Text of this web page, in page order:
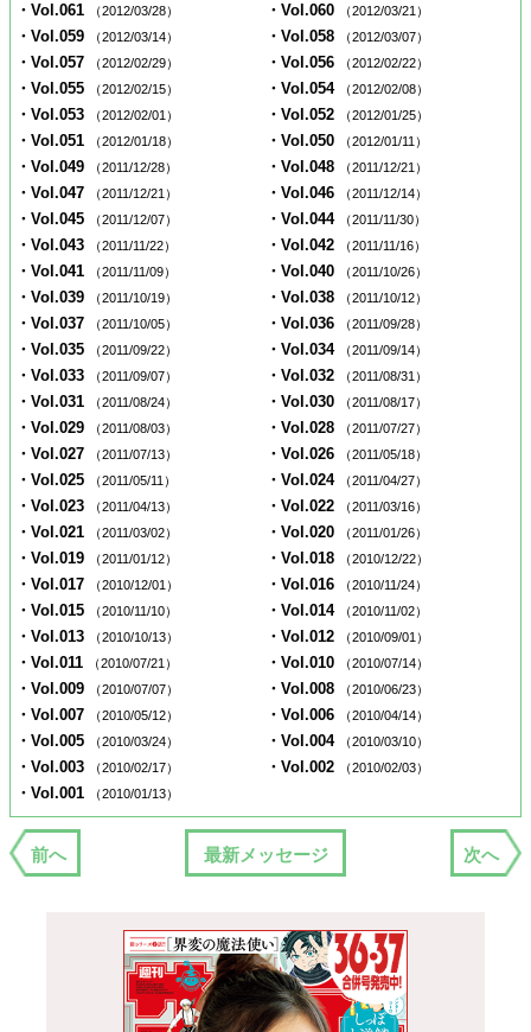
・Vol.061 （2012/03/28） ・Vol.060 （2012/03/21）
・Vol.059 （2012/03/14） ・Vol.058 （2012/03/07）
・Vol.057 （2012/02/29） ・Vol.056 （2012/02/22）
・Vol.055 （2012/02/15） ・Vol.054 （2012/02/08）
・Vol.053 （2012/02/01） ・Vol.052 （2012/01/25）
・Vol.051 （2012/01/18） ・Vol.050 （2012/01/11）
・Vol.049 （2011/12/28） ・Vol.048 （2011/12/21）
・Vol.047 （2011/12/21） ・Vol.046 （2011/12/14）
・Vol.045 （2011/12/07） ・Vol.044 （2011/11/30）
・Vol.043 （2011/11/22） ・Vol.042 （2011/11/16）
・Vol.041 （2011/11/09） ・Vol.040 （2011/10/26）
・Vol.039 （2011/10/19） ・Vol.038 （2011/10/12）
・Vol.037 （2011/10/05） ・Vol.036 （2011/09/28）
・Vol.035 （2011/09/22） ・Vol.034 （2011/09/14）
・Vol.033 （2011/09/07） ・Vol.032 （2011/08/31）
・Vol.031 （2011/08/24） ・Vol.030 （2011/08/17）
・Vol.029 （2011/08/03） ・Vol.028 （2011/07/27）
・Vol.027 （2011/07/13） ・Vol.026 （2011/05/18）
・Vol.025 （2011/05/11） ・Vol.024 （2011/04/27）
・Vol.023 （2011/04/13） ・Vol.022 （2011/03/16）
・Vol.021 （2011/03/02） ・Vol.020 （2011/01/26）
・Vol.019 （2011/01/12） ・Vol.018 （2010/12/22）
・Vol.017 （2010/12/01） ・Vol.016 （2010/11/24）
・Vol.015 （2010/11/10） ・Vol.014 （2010/11/02）
・Vol.013 （2010/10/13） ・Vol.012 （2010/09/01）
・Vol.011 （2010/07/21） ・Vol.010 （2010/07/14）
・Vol.009 （2010/07/07） ・Vol.008 （2010/06/23）
・Vol.007 （2010/05/12） ・Vol.006 （2010/04/14）
・Vol.005 （2010/03/24） ・Vol.004 （2010/03/10）
・Vol.003 （2010/02/17） ・Vol.002 （2010/02/03）
・Vol.001 （2010/01/13）
前へ 最新メッセージ 次へ